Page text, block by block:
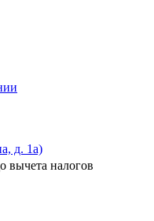
д. 1а)
вычета налогов